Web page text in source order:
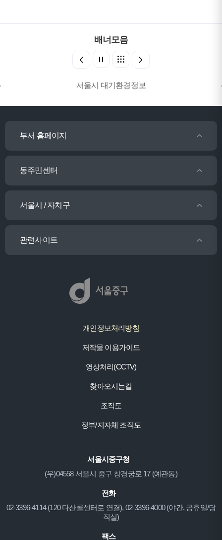
배너모음
서울시 대기환경정보
부서 홈페이지
동주민센터
서울시 / 자치구
관련사이트
개인정보처리방침
저작물 이용가이드
영상처리(CCTV)
찾아오시는길
조직도
정부/지자체 조직도
서울시중구청
(우)04558 서울시 중구 창경궁로 17 (예관동)
전화
02-3396-4114 (120 다산콜센터로 연결), 02-3396-4000 (야간, 공휴일/당
직실)
팩스